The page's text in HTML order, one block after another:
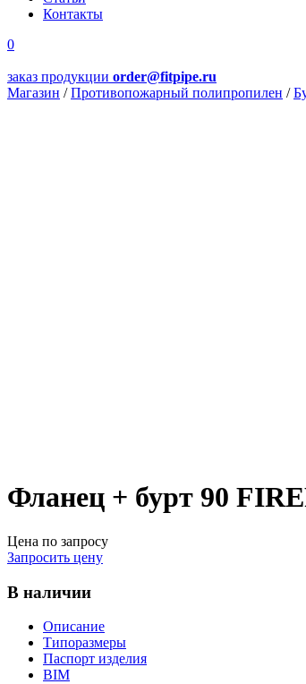
Контакты
0
заказ продукции order@fitpipe.ru
Магазин /Противопожарный полипропилен /
Фланец + бурт 90
Цена по запросу
Запросить цену
В наличии
Описание
Типоразмеры
Паспорт изделия
BIM